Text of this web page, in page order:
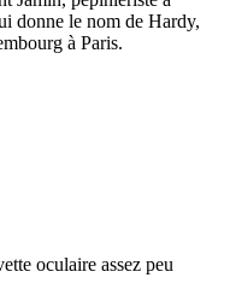
donne le nom de Hardy,
à Paris.
oculaire assez peu